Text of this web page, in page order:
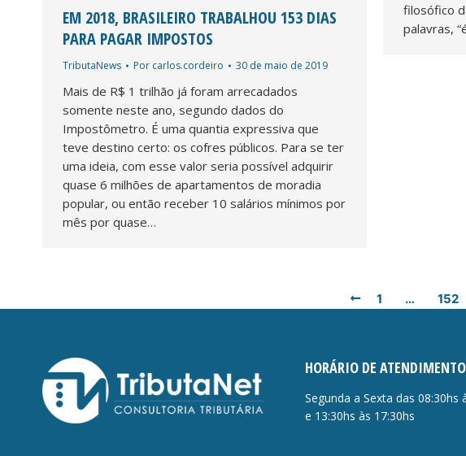
filosófico
palavras,
EM 2018, BRASILEIRO TRABALHOU 153 DIAS
PARA PAGAR IMPOSTOS
TributaNews Por carlos.cordeiro 30 de maio de 2019
Mais de R$ 1 trilhão já foram arrecadados
somente neste ano, segundo dados do
Impostômetro. É uma quantia expressiva que
teve destino certo: os cofres públicos. Para se ter
uma ideia, com esse valor seria possível adquirir
quase 6 milhões de apartamentos de moradia
popular, ou então receber 10 salários mínimos por
mês por quase…
1 … 152
HORÁRIO DE ATENDIMENTO
Segunda a Sexta das 08:30hs
e 13:30hs às 17:30hs